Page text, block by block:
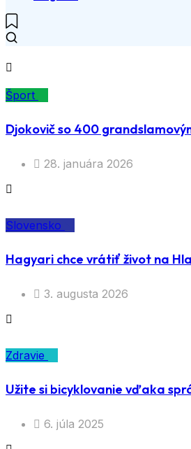
Šport
Djokovič so 400
28. januára 2026
Slovensko
Hagyari chce vrátiť život na
3. augusta 2026
Zdravie
Užite si bicyklovanie vďaka
6. júla 2025